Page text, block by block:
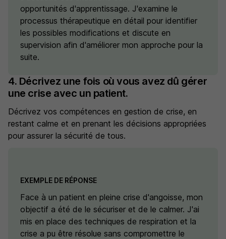
opportunités d'apprentissage. J'examine le
processus thérapeutique en détail pour identifier
les possibles modifications et discute en
supervision afin d'améliorer mon approche pour la
suite.
4. Décrivez une fois où vous avez dû gérer
une crise avec un patient.
Décrivez vos compétences en gestion de crise, en
restant calme et en prenant les décisions appropriées
pour assurer la sécurité de tous.
EXEMPLE DE RÉPONSE
Face à un patient en pleine crise d'angoisse, mon
objectif a été de le sécuriser et de le calmer. J'ai
mis en place des techniques de respiration et la
crise a pu être résolue sans compromettre le